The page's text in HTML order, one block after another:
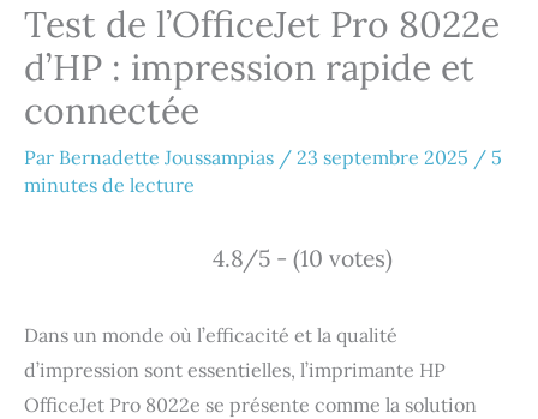
Test de l’OfficeJet Pro 8022e
d’HP : impression rapide et
connectée
Par Bernadette Joussampias / 23 septembre 2025 / 5
minutes de lecture
4.8/5 - (10 votes)
Dans un monde où l’efficacité et la qualité
d’impression sont essentielles, l’imprimante HP
OfficeJet Pro 8022e se présente comme la solution